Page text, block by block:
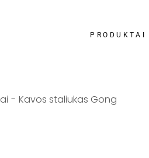
PRODUKTAI
Kavos staliukas Gong